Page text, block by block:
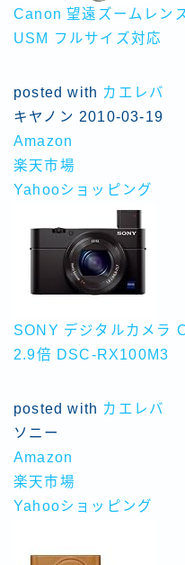
Canon 望遠ズームレン
USM フルサイズ対応
posted with カエレバ
キヤノン 2010-03-19
Amazon
楽天市場
Yahooショッピング
SONY デジタルカメラ
2.9倍 DSC-RX100M3
posted with カエレバ
ソニー
Amazon
楽天市場
Yahooショッピング